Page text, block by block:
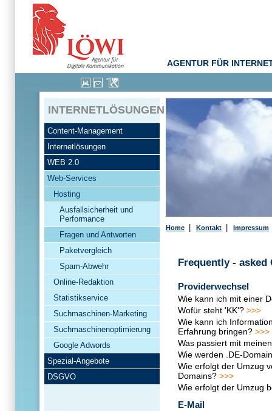
AGENTUR FÜR
INTERNETLÖSUNGEN
Content-Management
Internetlösungen
WEB 2.0
Web-Services
Hosting
Ausfallsicherheit und
Performance
Fragen und Antworten
Paketvergleich
Spam-Abwehr
Online-Redaktion
Statistikservice
Suchmaschinen-Marketing
Suchmaschinenoptimierung
Google Adwords
Spezial-Angebote
DSGVO
Home Kontakt Impressum
Frequently - asked
Providerwechsel
Wie kann ich mit einer
Wofür steht 'KK'? >>>
Wie kann ich
Erfahrung bringen? >>>
Was passiert mit
Wie werden .DE-
Wie erfolgt der Umzug
Domains? >>>
Wie erfolgt der Umzug
E-Mail